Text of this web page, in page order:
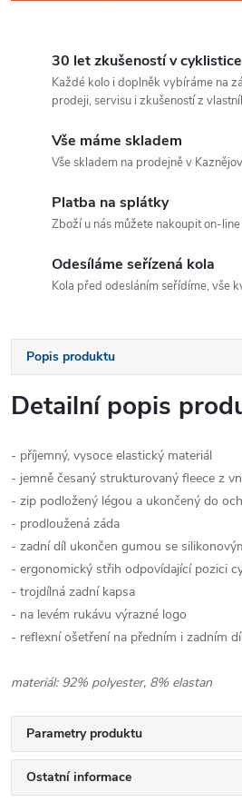
30 let zkušeností v cyklistice
Každé kolo i doplněk vybíráme na
prodeji, servisu i zkušeností z
Vše máme skladem
Vše skladem na prodejně v
Platba na splátky
Zboží u nás můžete nakoupit on-
Odesíláme seřízená kola
Kola před odesláním seřídíme, vše
Popis produktu
Detailní popis
- příjemný, vysoce elastický materiál
- jemně česaný strukturovaný fleece z
- zip podložený légou a ukončený do
- prodloužená záda
- zadní díl ukončen gumou se
- ergonomický střih odpovídající pozici
- trojdílná zadní kapsa
- na levém rukávu výrazné logo
- reflexní ošetření na předním i zadním
materiál: 92% polyester, 8% elastan
Parametry produktu
Ostatní informace